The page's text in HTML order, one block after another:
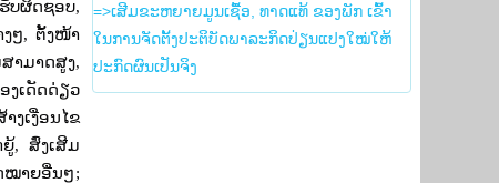
ບຜິດຊອບ,
ໆ, ຕັ້ງໜ້າ
າມາດສູງ,
ງເດັດດ່ຽວ
ງເງື່ອນໄຂ
ຍູ້, ສົ່ງເສີມ
ໝາຍອື່ນໆ;
=>ເສີມຂະຫຍາຍມູນເຊື້ອ, ທາດແທ້ ຂອງພັກ ເຂົ້າ
ໃນການຈັດຕັ້ງປະຕິບັດພາລະກິດປ່ຽນແປງໃໝ່ໃຫ້
ປະກົດຜົນເປັນຈິງ